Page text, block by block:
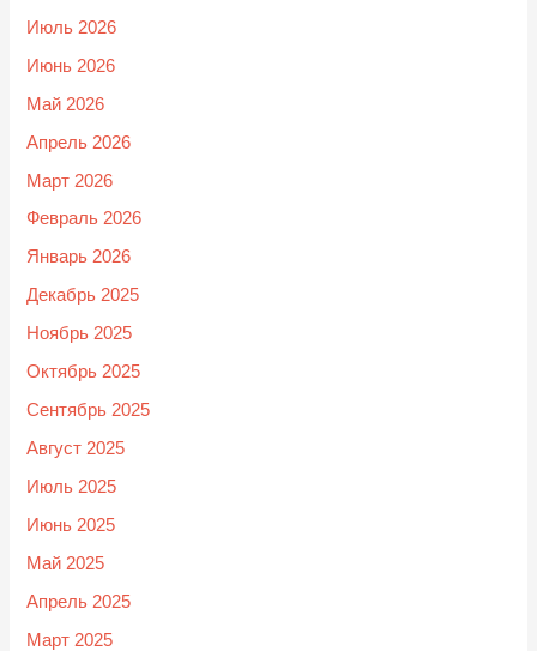
Июль 2026
Июнь 2026
Май 2026
Апрель 2026
Март 2026
Февраль 2026
Январь 2026
Декабрь 2025
Ноябрь 2025
Октябрь 2025
Сентябрь 2025
Август 2025
Июль 2025
Июнь 2025
Май 2025
Апрель 2025
Март 2025